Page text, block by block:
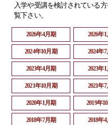
入学や受講を検討されている
覧下さい。
2026年4月期 2026年
2024年10月期 2024年
2023年4月期 2023年
2021年10月期 2021年
2020年1月期 2019年
2018年7月期 2018年